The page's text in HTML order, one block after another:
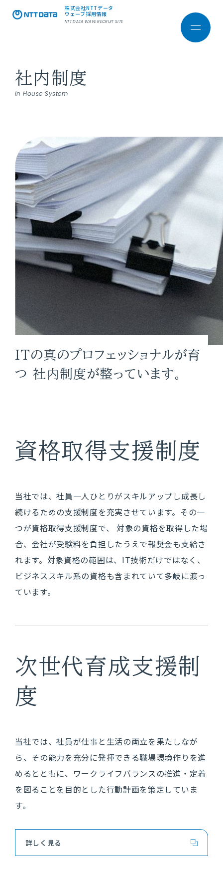
株式会社NTTデータ
ウェーブ採用情報
NTT DATA WAVE RECRUIT SITE
株式会社NTTデータ ウェーブ
コーポレートサイト
会社を知る
採用メッセージ
私たちのこだわり
事業領域
数字で見る
NTTデータ ウェーブ
仕事紹介
プロジェクト紹介
国立研究開発法人様
社員・社風を知る
働く環境を知る
社内制度
採用情報
新卒採用
募集要項・選考フロー
2028年度マイページ
社内制度
In House System
ITの真のプロフェッショナルが育
つ 社内制度が整っています。
資格取得支援制度
当社では、社員一人ひとりがスキルアップし成長し
続けるための支援制度を充実させています。その一
つが資格取得支援制度で、 対象の資格を取得した場
合、会社が受験料を負担したうえで報奨金も支給さ
れます。対象資格の範囲は、IT技術だけではなく、
ビジネススキル系の資格も含まれていて多岐に渡っ
ています。
次世代育成支援制
度
当社では、社員が仕事と生活の両立を果たしなが
ら、その能力を充分に発揮できる職場環境作りを進
めるとともに、ワークライフバランスの推進・定着
を図ることを目的とした行動計画を策定していま
す。
詳しく見る